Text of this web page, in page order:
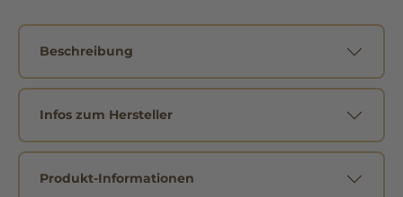
Beschreibung
Infos zum Hersteller
Produkt-Informationen